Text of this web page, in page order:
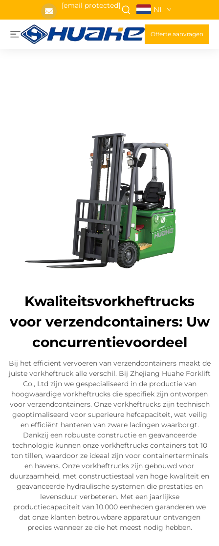
[email protected] NL
Offerte aanvragen
Kwaliteitsvorkheftrucks
voor verzendcontainers: Uw
concurrentievoordeel
Bij het efficiënt vervoeren van verzendcontainers maakt de
juiste vorkheftruck alle verschil. Bij Zhejiang Huahe Forklift
Co., Ltd zijn we gespecialiseerd in de productie van
hoogwaardige vorkheftrucks die specifiek zijn ontworpen
voor verzendcontainers. Onze vorkheftrucks zijn technisch
geoptimaliseerd voor superieure hefcapaciteit, wat veilig
en efficiënt hanteren van zware ladingen waarborgt.
Dankzij een robuuste constructie en geavanceerde
technologie kunnen onze vorkheftrucks containers tot 10
ton tillen, waardoor ze ideaal zijn voor containerterminals
en havens. Onze vorkheftrucks zijn gebouwd voor
duurzaamheid, met constructiestaal van hoge kwaliteit en
geavanceerde hydraulische systemen die prestaties en
levensduur verbeteren. Met een jaarlijkse
productiecapaciteit van 10.000 eenheden garanderen we
dat onze klanten betrouwbare apparatuur ontvangen
precies wanneer ze die het meest nodig hebben.